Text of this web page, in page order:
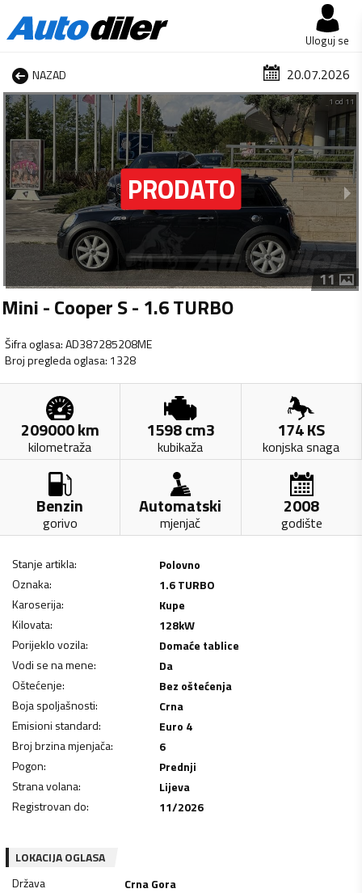
Uloguj se
NAZAD 20.07.2026
1 od 11
11
Mini - Cooper S - 1.6 TURBO
Šifra oglasa:AD387285208ME
Broj pregleda oglasa: 1328
209000km
kilometraža
1598cm3
kubikaža
174KS
konjska snaga
Benzin
gorivo
Automatski
mjenjač
2008
godište
Stanje artikla:
Polovno
Oznaka:
1.6 TURBO
Karoserija:
Kupe
Kilovata: 128kW
Porijeklo vozila:
Domaće tablice
Vodi se na mene:
Da
Oštećenje:
Bez oštećenja
Boja spoljašnosti:
Crna
Emisioni standard:
Euro 4
Broj brzina mjenjača:
6
Pogon:
Prednji
Strana volana:
Lijeva
Registrovan do: 11/2026
LOKACIJA OGLASA
Država
Crna Gora